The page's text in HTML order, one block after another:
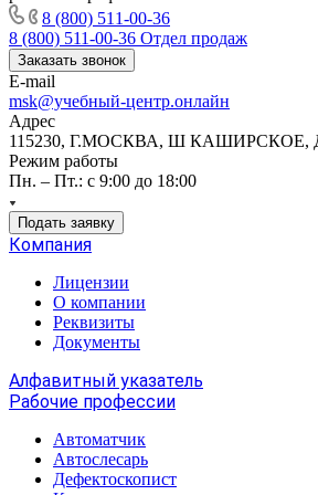
8 (800) 511-00-36
8 (800) 511-00-36 Отдел продаж
Заказать звонок
E-mail
msk@учебный-центр.онлайн
Адрес
115230, Г.МОСКВА, Ш КАШИРСКОЕ,
Режим работы
Пн. – Пт.: с 9:00 до 18:00
Подать заявку
Компания
Лицензии
О компании
Реквизиты
Документы
Алфавитный указатель
Рабочие профессии
Автоматчик
Автослесарь
Дефектоскопист